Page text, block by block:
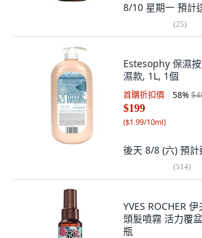
8/10 星期一 預計
(25)
Estesophy 保濕
濕款, 1L, 1個
首購折扣價 58%
$199
($1.99/10ml)
後天 8/8 (六) 預計
(514)
YVES ROCHER
頭髮噴霧 活力覆
瓶